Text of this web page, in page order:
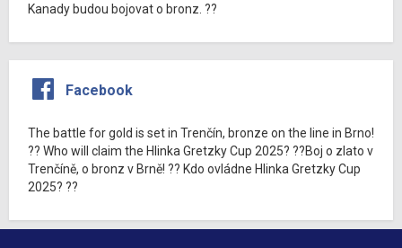
Kanady budou bojovat o bronz. ??
Facebook
The battle for gold is set in Trenčín, bronze on the line in Brno!
?? Who will claim the Hlinka Gretzky Cup 2025? ??Boj o zlato v
Trenčíně, o bronz v Brně! ?? Kdo ovládne Hlinka Gretzky Cup
2025? ??